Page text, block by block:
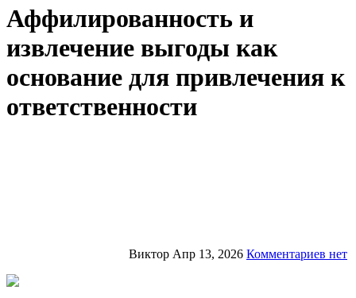
Аффилированность и
извлечение выгоды как
основание для привлечения к
ответственности
Виктор Апр 13, 2026 Комментариев нет